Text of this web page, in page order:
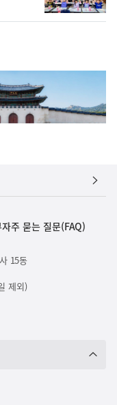
자주 묻는 질문(FAQ)
15동
제외)